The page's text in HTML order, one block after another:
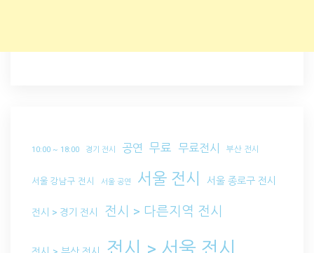
10:00 ~ 18:00 경기 전시 공연 무료 무료전시 부산 전시
서울 강남구 전시 서울 공연 서울 전시 서울 종로구 전시
전시 > 경기 전시 전시 > 다른지역 전시
전시 > 서울 전시